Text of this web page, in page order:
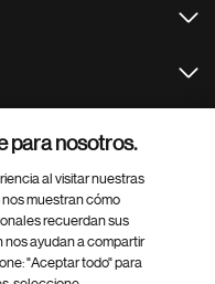
para nosotros.
al visitar nuestras
muestran cómo
recuerdan sus
nos ayudan a compartir
"Aceptar todo" para